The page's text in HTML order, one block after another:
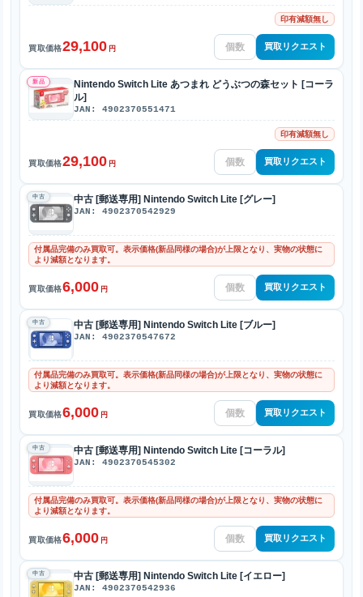
印有減額無し
買取価格29,100 円 買取リクエスト
新品
Nintendo Switch Lite あつまれ どうぶつの森セット [コーラ
ル]
JAN: 4902370551471
印有減額無し
買取価格29,100 円 買取リクエスト
中古 中古 [郵送専用] Nintendo Switch Lite [グレー]
JAN: 4902370542929
付属品完備のみ買取可。表示価格(新品同様の場合)が上限となり、実物の状態に
より減額となります。
買取価格6,000 円 買取リクエスト
中古 中古 [郵送専用] Nintendo Switch Lite [ブルー]
JAN: 4902370547672
付属品完備のみ買取可。表示価格(新品同様の場合)が上限となり、実物の状態に
より減額となります。
買取価格6,000 円 買取リクエスト
中古 中古 [郵送専用] Nintendo Switch Lite [コーラル]
JAN: 4902370545302
付属品完備のみ買取可。表示価格(新品同様の場合)が上限となり、実物の状態に
より減額となります。
買取価格6,000 円 買取リクエスト
中古 中古 [郵送専用] Nintendo Switch Lite [イエロー]
JAN: 4902370542936